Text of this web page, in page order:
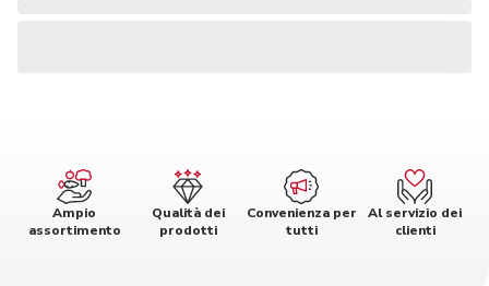
Ampio
assortimento
Qualità dei
prodotti
Convenienza per
tutti
Al servizio dei
clienti